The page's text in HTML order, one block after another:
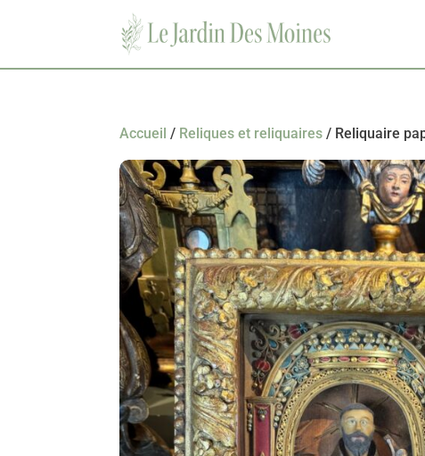
Accueil / Reliques et reliquaires / Reliquaire